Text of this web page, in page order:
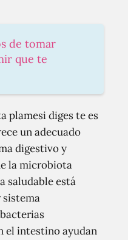
de tomar
que te
plamesi diges te es
un adecuado
digestivo y
la microbiota
saludable está
sistema
el intestino ayudan